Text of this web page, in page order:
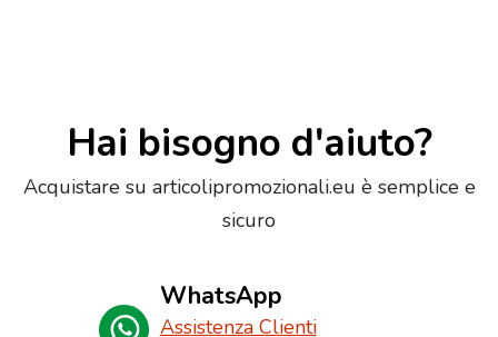
Hai bisogno d'aiuto?
Acquistare su articolipromozionali.eu è semplice e
sicuro
WhatsApp
Assistenza Clienti